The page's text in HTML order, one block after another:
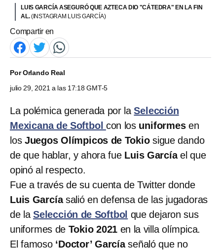
LUIS GARCÍA ASEGURÓ QUE AZTECA DIO "CÁTEDRA" EN LA FIN
AL.(INSTAGRAM LUIS GARCÍA)
Compartir en
PorOrlando Real
julio 29, 2021 a las 17:18 GMT-5
La polémica generada por laSelección
Mexicana de Softbol con los uniformesen
los Juegos Olímpicos de Tokiosigue dando
de que hablar, y ahora fue Luis Garcíael que
opinó al respecto.
Fue a través de su cuenta de Twitter donde
Luis Garcíasalió en defensa de las jugadoras
de la Selección de Softbol que dejaron sus
uniformes de Tokio 2021 en la villa olímpica.
El famoso ‘Doctor’ Garcíaseñaló que no